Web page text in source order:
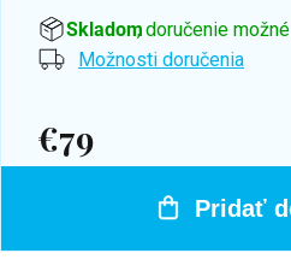
Skladom, doručenie
Možnosti doručenia
€79
Jednotková
Pridať